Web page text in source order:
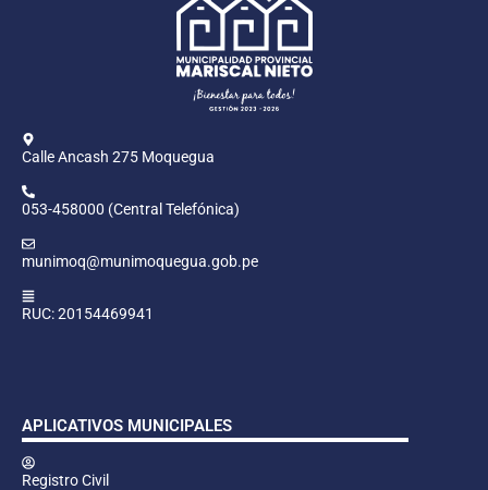
Calle Ancash 275 Moquegua
053-458000 (Central Telefónica)
munimoq@munimoquegua.gob.pe
RUC: 20154469941
APLICATIVOS MUNICIPALES
Registro Civil